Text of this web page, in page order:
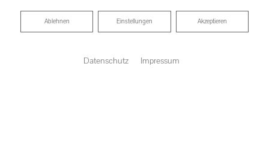
Akzeptieren
Einstellungen
Ablehnen
Ablehnen
Datenschutz Impressum